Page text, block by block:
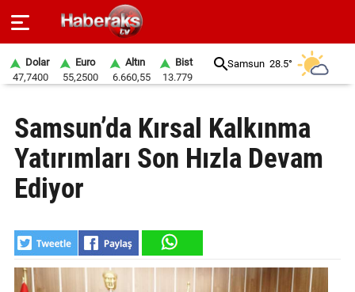
SPOR
YAŞAM
EKONOMİ
BELEDİYELER
SAĞLIK
Dolar
47,7400
Euro
55,2500
Altın
6.660,55
Bist
13.779
Samsun 28.5°
Samsun’da Kırsal Kalkınma
Yatırımları Son Hızla Devam
Ediyor